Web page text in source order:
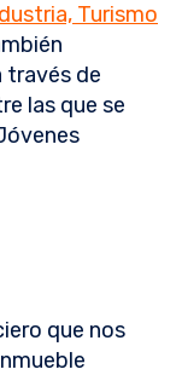
Turismo
través de
las que se
que nos